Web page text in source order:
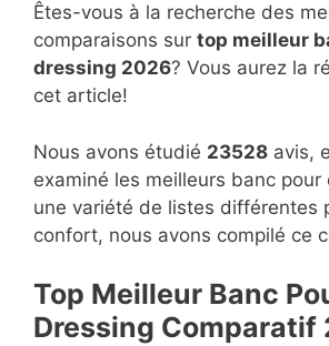
Êtes-vous à la recherche des
comparaisons sur top meilleur
dressing 2026? Vous aurez la
cet article!
Nous avons étudié 23528 avis,
examiné les meilleurs banc pour
une variété de listes différentes
confort, nous avons compilé ce
Top Meilleur Banc
Dressing Comparatif